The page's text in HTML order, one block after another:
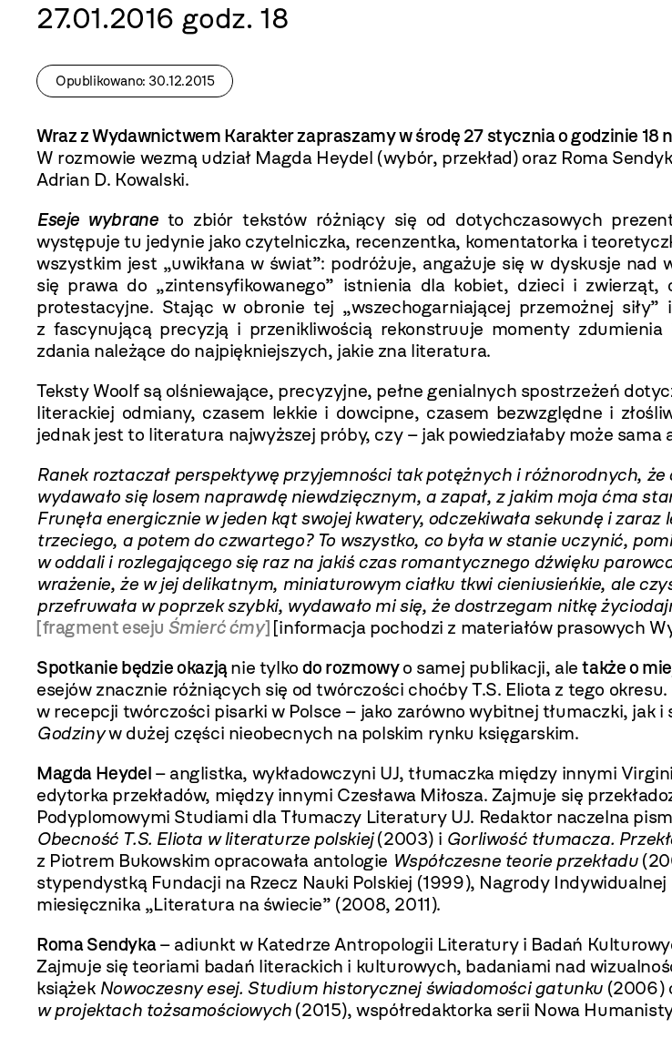
27.01.2016 godz. 18
Opublikowano: 30.12.2015
Wraz z Wydawnictwem Karakter zapraszamy w środę 27 stycznia o godzinie 18
W rozmowie wezmą udział Magda Heydel (wybór, przekład) oraz Roma
Adrian D. Kowalski.
Eseje wybraneto zbiór tekstów różniący się od dotychczasowych
występuje tu jedynie jako czytelniczka, recenzentka, komentatorka i
wszystkim jest „uwikłana w świat”: podróżuje, angażuje się w dyskusje nad
się prawa do „zintensyfikowanego” istnienia dla kobiet, dzieci i
protestacyjne. Stając w obronie tej „wszechogarniającej przemożnej
z fascynującą precyzją i przenikliwością rekonstruuje momenty
zdania należące do najpiękniejszych, jakie zna literatura.
Teksty Woolf są olśniewające, precyzyjne, pełne genialnych spostrzeżeń
literackiej odmiany, czasem lekkie i dowcipne, czasem bezwzględne i
jednak jest to literatura najwyższej próby, czy – jak powiedziałaby może sama
Ranek roztaczał perspektywę przyjemności tak potężnych i różnorodnych,
wydawało się losem naprawdę niewdzięcznym, a zapał, z jakim moja ćma
Frunęła energicznie w jeden kąt swojej kwatery, odczekiwała sekundę i
trzeciego, a potem do czwartego? To wszystko, co była w stanie uczynić,
w oddali i rozlegającego się raz na jakiś czas romantycznego dźwięku
wrażenie, że w jej delikatnym, miniaturowym ciałku tkwi cieniusieńkie, ale
przefruwała w poprzek szybki, wydawało mi się, że dostrzegam nitkę
[fragment eseju Śmierć ćmy] [informacja pochodzi z materiałów prasowych
Spotkanie będzie okazjąnie tylkodo rozmowyo samej publikacji, aletakże o
esejów znacznie różniących się od twórczości choćby T.S. Eliota z tego
w recepcji twórczości pisarki w Polsce – jako zarówno wybitnej tłumaczki, jak
Godzinyw dużej części nieobecnych na polskim rynku księgarskim.
Magda Heydel – anglistka, wykładowczyni UJ, tłumaczka między innymi
edytorka przekładów, między innymi Czesława Miłosza. Zajmuje się
Podyplomowymi Studiami dla Tłumaczy Literatury UJ. Redaktor naczelna
Obecność T.S. Eliota w literaturze polskiej(2003) i Gorliwość tłumacza.
z Piotrem Bukowskim opracowała antologie Współczesne teorie przekładu
stypendystką Fundacji na Rzecz Nauki Polskiej (1999), Nagrody
miesięcznika „Literatura na świecie” (2008, 2011).
Roma Sendyka– adiunkt w Katedrze Antropologii Literatury i Badań
Zajmuje się teoriami badań literackich i kulturowych, badaniami nad
książek Nowoczesny esej. Studium historycznej świadomości gatunku (2006)
w projektach tożsamościowych (2015), współredaktorka serii Nowa